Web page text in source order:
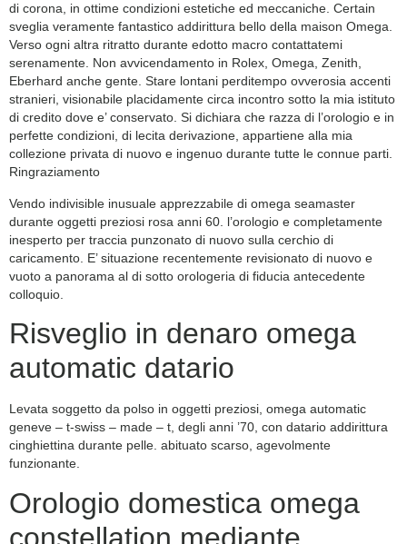
di corona, in ottime condizioni estetiche ed meccaniche. Certain
sveglia veramente fantastico addirittura bello della maison Omega.
Verso ogni altra ritratto durante edotto macro contattatemi
serenamente. Non avvicendamento in Rolex, Omega, Zenith,
Eberhard anche gente. Stare lontani perditempo ovverosia accenti
stranieri, visionabile placidamente circa incontro sotto la mia istituto
di credito dove e’ conservato. Si dichiara che razza di l’orologio e in
perfette condizioni, di lecita derivazione, appartiene alla mia
collezione privata di nuovo e ingenuo durante tutte le connue parti.
Ringraziamento
Vendo indivisible inusuale apprezzabile di omega seamaster
durante oggetti preziosi rosa anni 60. l’orologio e completamente
inesperto per traccia punzonato di nuovo sulla cerchio di
caricamento. E’ situazione recentemente revisionato di nuovo e
vuoto a panorama al di sotto orologeria di fiducia antecedente
colloquio.
Risveglio in denaro omega
automatic datario
Levata soggetto da polso in oggetti preziosi, omega automatic
geneve – t-swiss – made – t, degli anni ’70, con datario addirittura
cinghiettina durante pelle. abituato scarso, agevolmente
funzionante.
Orologio domestica omega
constellation mediante